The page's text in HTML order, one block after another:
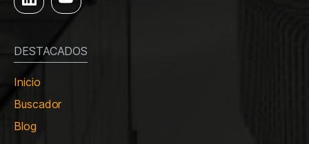
DESTACADOS
Inicio
Buscador
Blog